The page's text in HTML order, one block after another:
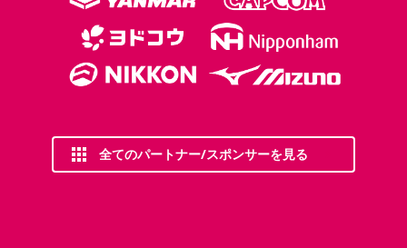
全てのパートナー/スポンサーを見る